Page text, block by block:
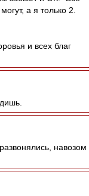
а я только 2.
и всех благ
навозом